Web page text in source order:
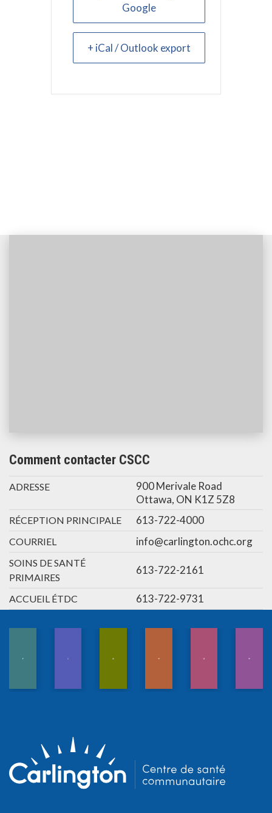
Google
+ iCal / Outlook export
Comment contacter CSCC
ADRESSE
900 Merivale Road
Ottawa, ON K1Z 5Z8
RÉCEPTION PRINCIPALE 613-722-4000
COURRIEL info@carlington.ochc.org
SOINS DE SANTÉ
PRIMAIRES
613-722-2161
ACCUEIL ÉTDC 613-722-9731